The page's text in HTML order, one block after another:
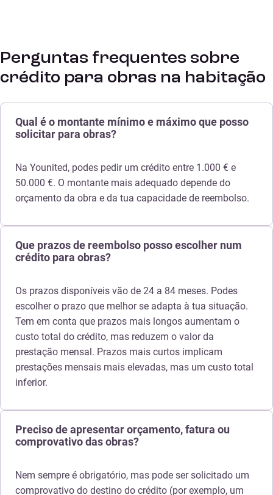
Perguntas frequentes sobre
crédito para obras na habitação
Qual é o montante mínimo e máximo que posso
solicitar para obras?
Na Younited, podes pedir um crédito entre 1.000 € e
50.000 €. O montante mais adequado depende do
orçamento da obra e da tua capacidade de reembolso.
Que prazos de reembolso posso escolher num
crédito para obras?
Os prazos disponíveis vão de 24 a 84 meses. Podes
escolher o prazo que melhor se adapta à tua situação.
Tem em conta que prazos mais longos aumentam o
custo total do crédito, mas reduzem o valor da
prestação mensal. Prazos mais curtos implicam
prestações mensais mais elevadas, mas um custo total
inferior.
Preciso de apresentar orçamento, fatura ou
comprovativo das obras?
Nem sempre é obrigatório, mas pode ser solicitado um
comprovativo do destino do crédito (por exemplo, um